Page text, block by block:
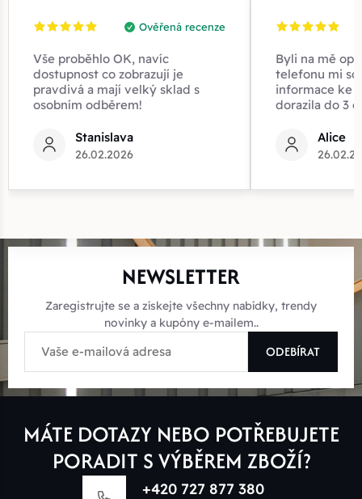
Ověřená recenze
Vše proběhlo OK, navíc
dostupnost co zobrazují je
pravdivá a mají velký sklad s
osobním odběrem!
Stanislava
26.02.2026
Byli na mě
telefonu mi
informace ke
dorazila do 3
Alice
NEWSLETTER
Zaregistrujte se a získejte všechny nabídky, trendy
novinky a kupóny e-mailem..
ODEBÍRAT
MÁTE DOTAZY NEBO POTŘEBUJETE
PORADIT S VÝBĚREM ZBOŽÍ?
+420 727 877 380